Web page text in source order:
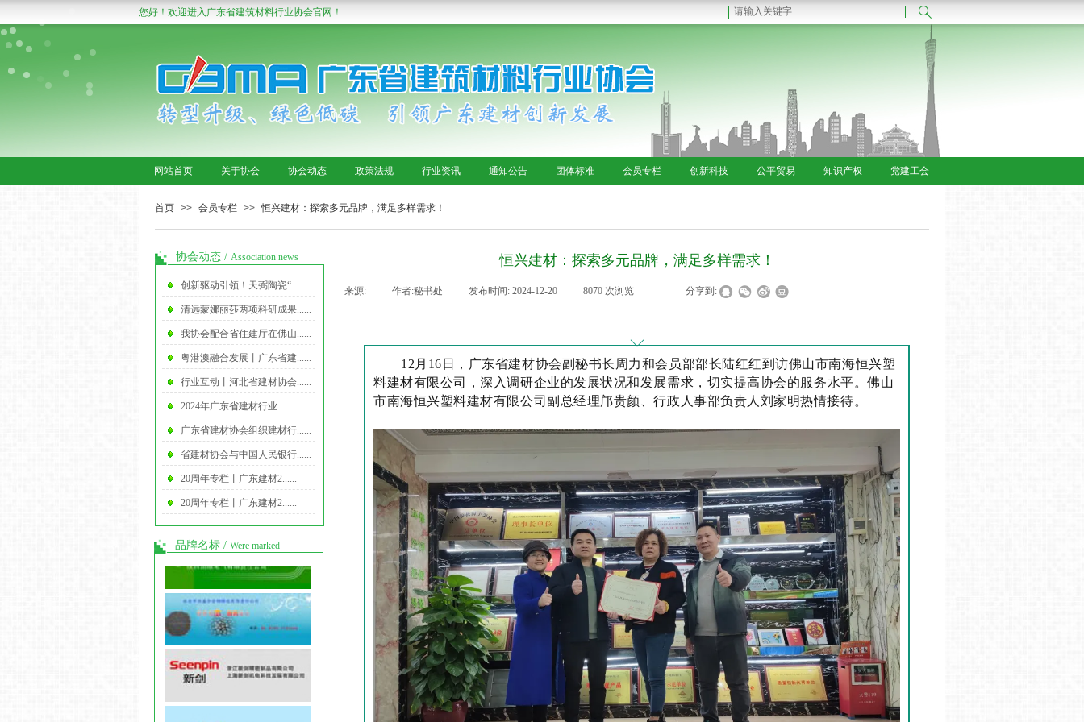
您好！欢迎进入广东省建筑材料行业协会官网！
网站首页 关于协会 协会动态 政策法规 行业资讯 通知公告 团体标准 会员专栏 创新科技 公平贸易 知识产权 党建工会
首页 >> 会员专栏 >> 恒兴建材：探索多元品牌，满足多样需求！
恒兴建材：探索多元品牌，满足多样需求！
来源: 作者:秘书处 发布时间: 2024-12-20 8070 次浏览 分享到:
12月16日，广东省建材协会副秘书长周力和会员部部长陆红红到访佛山市南海恒兴塑
料建材有限公司，深入调研企业的发展状况和发展需求，切实提高协会的服务水平。佛山
市南海恒兴塑料建材有限公司副总经理邝贵颜、行政人事部负责人刘家明热情接待。
协会动态 / Association news
创新驱动引领！天弼陶瓷“......
清远蒙娜丽莎两项科研成果......
我协会配合省住建厅在佛山......
粤港澳融合发展丨广东省建......
行业互动丨河北省建材协会......
2024年广东省建材行业......
广东省建材协会组织建材行......
省建材协会与中国人民银行......
20周年专栏丨广东建材2......
20周年专栏丨广东建材2......
品牌名标 / Were marked